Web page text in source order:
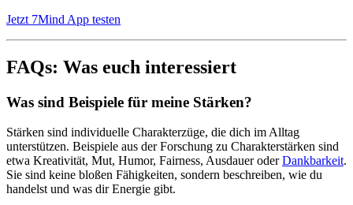
Jetzt 7Mind App testen
FAQs: Was euch interessiert
Was sind Beispiele für meine Stärken?
Stärken sind individuelle Charakterzüge, die dich im Alltag
unterstützen. Beispiele aus der Forschung zu Charakterstärken sind
etwa Kreativität, Mut, Humor, Fairness, Ausdauer oderDankbarkeit.
Sie sind keine bloßen Fähigkeiten, sondern beschreiben, wie du
handelst und was dir Energie gibt.